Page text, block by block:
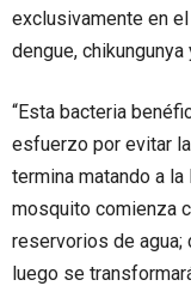
exclusivamente en
dengue, chikungunya
“Esta bacteria
esfuerzo por evitar
termina matando a
mosquito comienza
reservorios de
luego se